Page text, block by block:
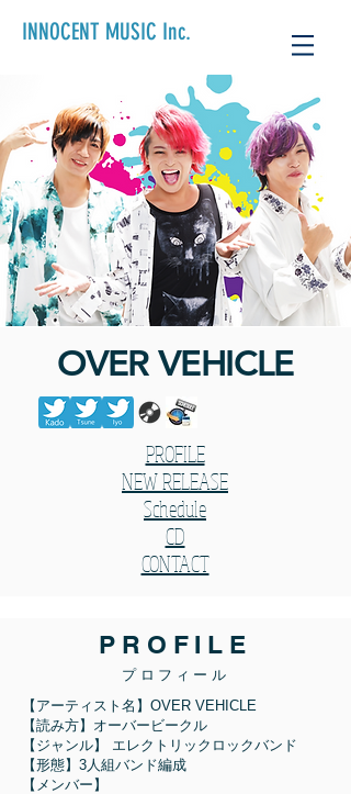
INNOCENT MUSIC Inc.
​OVER VEHICLE
​PROFILE
NEW RELEASE
Schedule
CD
CONTACT
PROFILE
プロフィール
【アーティスト名】OVER VEHICLE
【読み方】オーバービークル
【ジャンル】 エレクトリックロックバンド
【形態】3人組バンド編成
【メンバー】